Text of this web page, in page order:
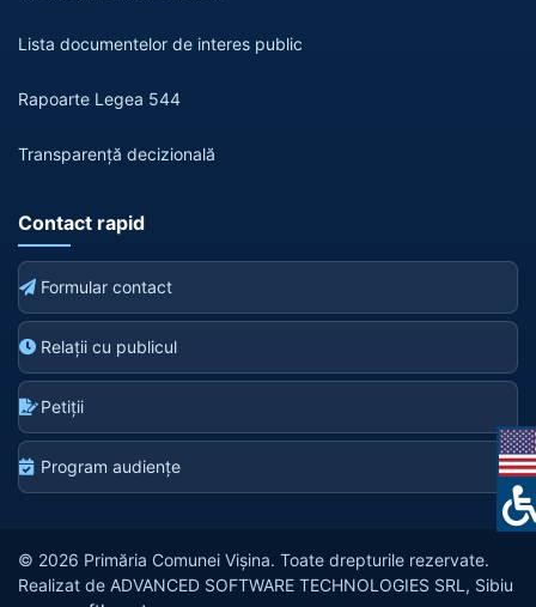
Lista documentelor de interes public
Rapoarte Legea 544
Transparență decizională
Contact rapid
Formular contact
Relații cu publicul
Petiții
Program audiențe
© 2026 Primăria Comunei Vișina. Toate drepturile rezervate.
Realizat de ADVANCED SOFTWARE TECHNOLOGIES SRL, Sibiu